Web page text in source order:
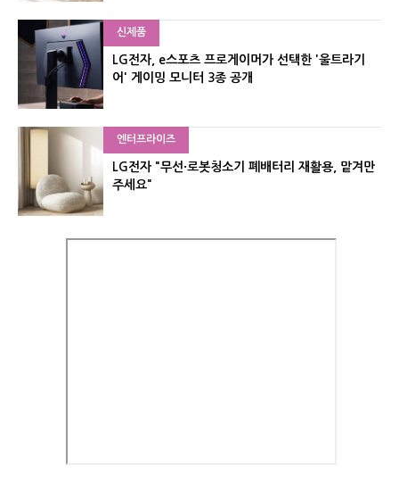
신제품
LG전자, e스포츠 프로게이머가 선택한 '울트라기
어' 게이밍 모니터 3종 공개
엔터프라이즈
LG전자 "무선·로봇청소기 폐배터리 재활용, 맡겨만
주세요"